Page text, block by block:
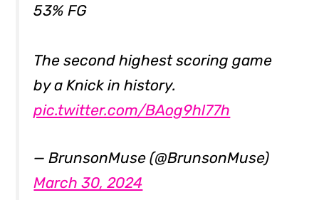
53% FG
The second highest scoring game
by a Knick in history.
pic.twitter.com/BAog9hl77h
— BrunsonMuse (@BrunsonMuse)
March 30, 2024